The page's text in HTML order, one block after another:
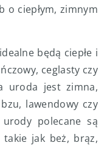
o ciepłym, zimnym
będą ciepłe i
ceglasty czy
uroda jest zimna,
lawendowy czy
polecane są
jak beż, brąz,